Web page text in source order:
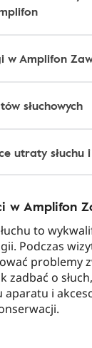
w Amplifon
słuchowych
utraty słuchu
w Amplifon
to
Podczas
problemy
zadbać o
aparatu i